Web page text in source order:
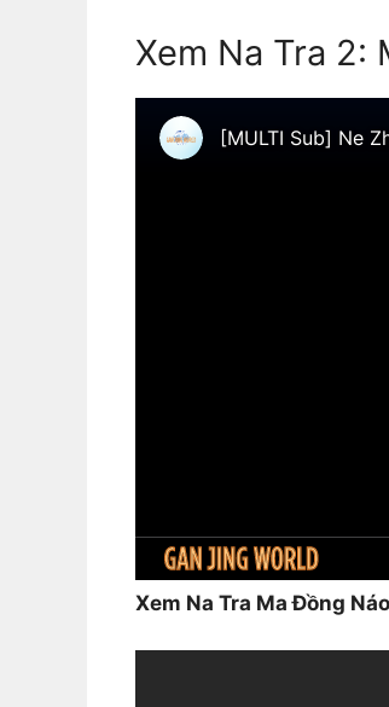
Xem Na Tra 2:
Xem Na Tra Ma Đồng